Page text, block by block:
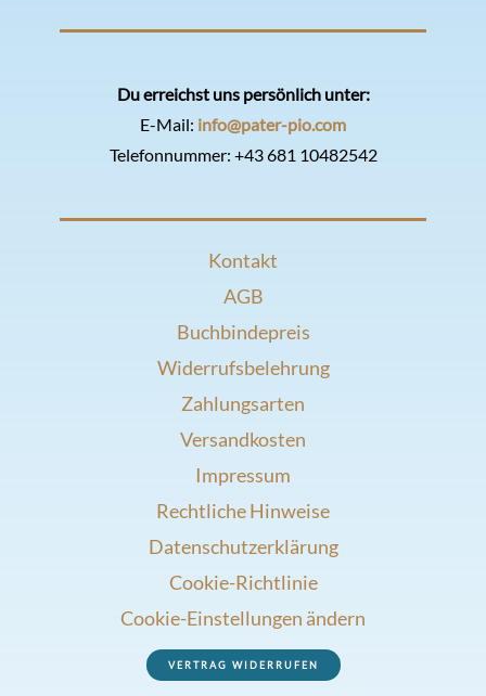
Du erreichst uns persönlich unter:
E-Mail: info@pater-pio.com
Telefonnummer: +43 681 10482542
Kontakt
AGB
Buchbindepreis
Widerrufsbelehrung
Zahlungsarten
Versandkosten
Impressum
Rechtliche Hinweise
Datenschutzerklärung
Cookie-Richtlinie
Cookie-Einstellungen ändern
VERTRAG WIDERRUFEN